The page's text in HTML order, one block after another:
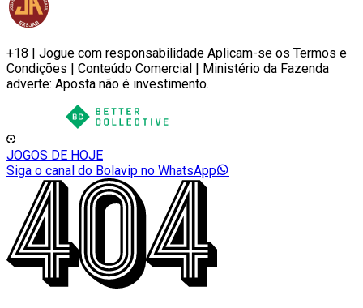
+18 | Jogue com responsabilidade Aplicam-se os Termos e
Condições | Conteúdo Comercial | Ministério da Fazenda
adverte: Aposta não é investimento.
JOGOS DE HOJE
Siga o canal do Bolavip no WhatsApp